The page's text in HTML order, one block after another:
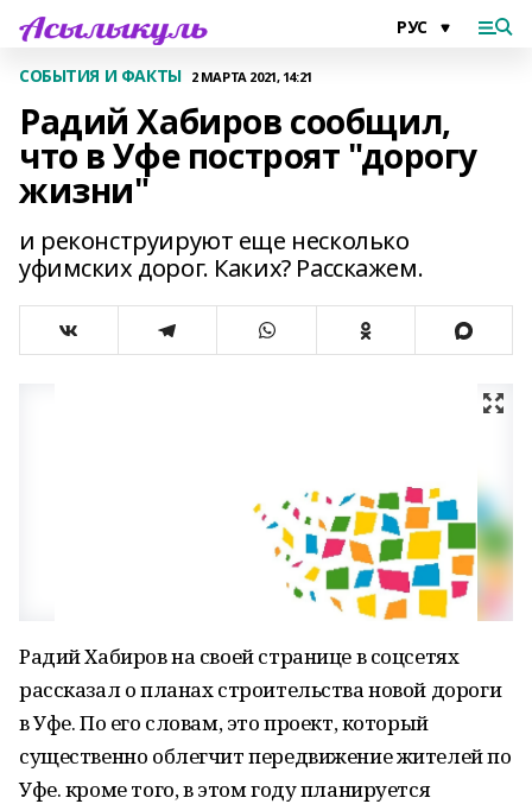
СОБЫТИЯ И ФАКТЫ 2 МАРТА 2021, 14:21
Радий Хабиров сообщил,
что в Уфе построят "дорогу
жизни"
и реконструируют еще несколько
уфимских дорог. Каких? Расскажем.
Радий Хабиров на своей странице в соцсетях
рассказал о планах строительства новой дороги
в Уфе. По его словам, это проект, который
существенно облегчит передвижение жителей по
Уфе. кроме того, в этом году планируется